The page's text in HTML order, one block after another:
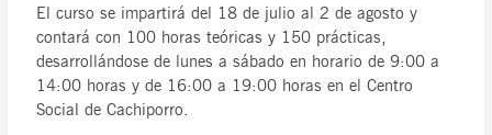
El curso se impartirá del 18 de julio al 2 de agosto y
contará con 100 horas teóricas y 150 prácticas,
desarrollándose de lunes a sábado en horario de 9:00 a
14:00 horas y de 16:00 a 19:00 horas en el Centro
Social de Cachiporro.